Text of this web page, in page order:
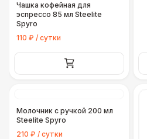
Чашка кофейная для
эспрессо 85 мл Steelite
Spyro
110 ₽ / сутки
Молочник с ручкой 200 мл
Steelite Spyro
210 ₽ / сутки